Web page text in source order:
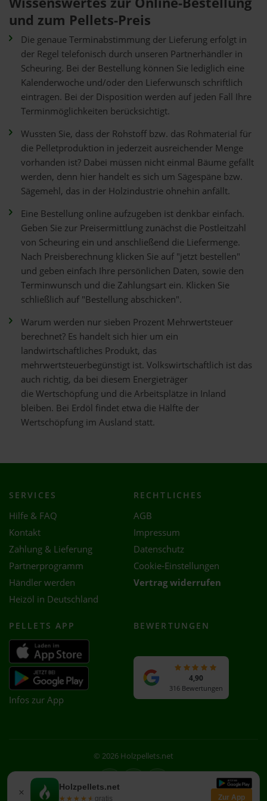
und zum Pellets-Preis
Die genaue Terminabstimmung der Lieferung erfolgt in
der Regel telefonisch durch unseren Partnerhändler in
Scheuring. Bei der Bestellung können Sie lediglich eine
Kalenderwoche und/oder den Lieferwunsch schriftlich
eintragen. Bei der Disposition werden auf jeden Fall Ihre
Terminmöglichkeiten berücksichtigt.
Wussten Sie, dass der Rohstoff bzw. das Rohmaterial für
die Pelletproduktion in jederzeit ausreichender Menge
vorhanden ist? Dabei müssen nicht einmal Bäume gefällt
werden, denn hier handelt es sich um Sägespäne bzw.
Sägemehl, das in der Holzindustrie ohnehin anfällt.
Eine Bestellung online aufzugeben ist denkbar einfach.
Geben Sie zur Preisermittlung zunächst die Postleitzahl
von Scheuring ein und anschließend die Liefermenge.
Nach Preisberechnung klicken Sie auf "jetzt bestellen"
und geben einfach Ihre persönlichen Daten, sowie den
Terminwunsch und die Zahlungsart ein. Klicken Sie
schließlich auf "Bestellung abschicken".
Warum werden nur sieben Prozent Mehrwertsteuer
berechnet? Es handelt sich hier um ein
landwirtschaftliches Produkt, das
mehrwertsteuerbegünstigt ist. Volkswirtschaftlich ist das
auch richtig, da bei diesem Energieträger
die Wertschöpfung und die Arbeitsplätze in Inland
bleiben. Bei Erdöl findet etwa die Hälfte der
Wertschöpfung im Ausland statt.
× Holzpellets.net
★★★★★
★★★★★ gratis Zur App
SERVICES
Hilfe & FAQ
Kontakt
Zahlung & Lieferung
Partnerprogramm
Händler werden
Heizöl in Deutschland
RECHTLICHES
AGB
Impressum
Datenschutz
Cookie-Einstellungen
Vertrag widerrufen
PELLETS APP
Infos zur App
BEWERTUNGEN
4,90
316 Bewertungen
© 2026 Holzpellets.net
Facebook